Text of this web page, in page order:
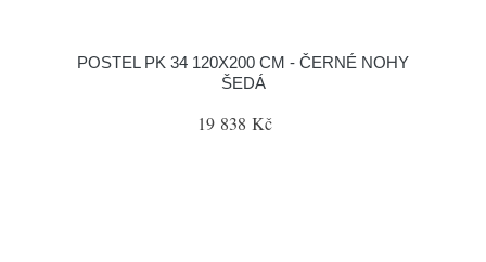
POSTEL PK 34 120X200 CM - ČERNÉ NOHY
ŠEDÁ
19 838 Kč